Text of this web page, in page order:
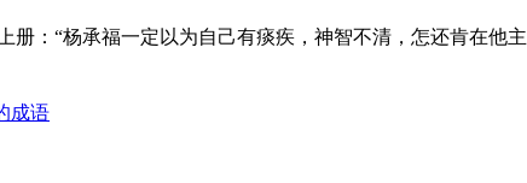
册：“杨承福一定以为自己有痰疾，神智不清，怎还肯在他主
成语